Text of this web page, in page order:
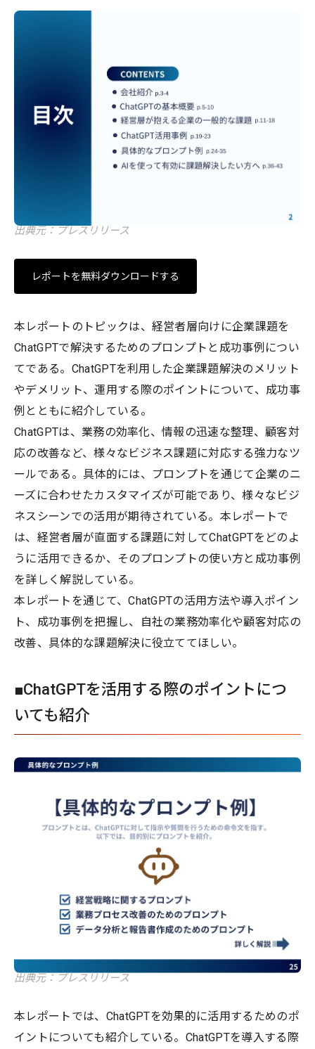
出典元：プレスリリース
レポートを無料ダウンロードする
本レポートのトピックは、経営者層向けに企業課題を
ChatGPTで解決するためのプロンプトと成功事例につい
てである。ChatGPTを利用した企業課題解決のメリット
やデメリット、運用する際のポイントについて、成功事
例とともに紹介している。
ChatGPTは、業務の効率化、情報の迅速な整理、顧客対
応の改善など、様々なビジネス課題に対応する強力なツ
ールである。具体的には、プロンプトを通じて企業のニ
ーズに合わせたカスタマイズが可能であり、様々なビジ
ネスシーンでの活用が期待されている。本レポートで
は、経営者層が直面する課題に対してChatGPTをどのよ
うに活用できるか、そのプロンプトの使い方と成功事例
を詳しく解説している。
本レポートを通じて、ChatGPTの活用方法や導入ポイン
ト、成功事例を把握し、自社の業務効率化や顧客対応の
改善、具体的な課題解決に役立ててほしい。
■ChatGPTを活用する際のポイントにつ
いても紹介
出典元：プレスリリース
本レポートでは、ChatGPTを効果的に活用するためのポ
イントについても紹介している。ChatGPTを導入する際